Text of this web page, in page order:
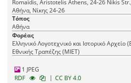
Romaїdis, Aristotelis Athens, 24-26 Nikis Str., Ρωμαΐδης, Αριστοτέλης
Αθήνα, Νίκης 24-26
Τόπος
Αθήνα
Φορέας
Ελληνικό Λογοτεχνικό και Ιστορικό
Εθνικής Τραπέζης (ΜΙΕΤ)
1 JPEG
RDF
| CC BY 4.0